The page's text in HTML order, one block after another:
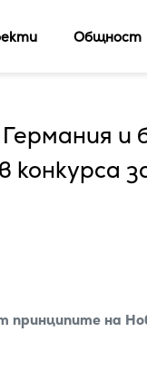
Общност
и
конкурса
на